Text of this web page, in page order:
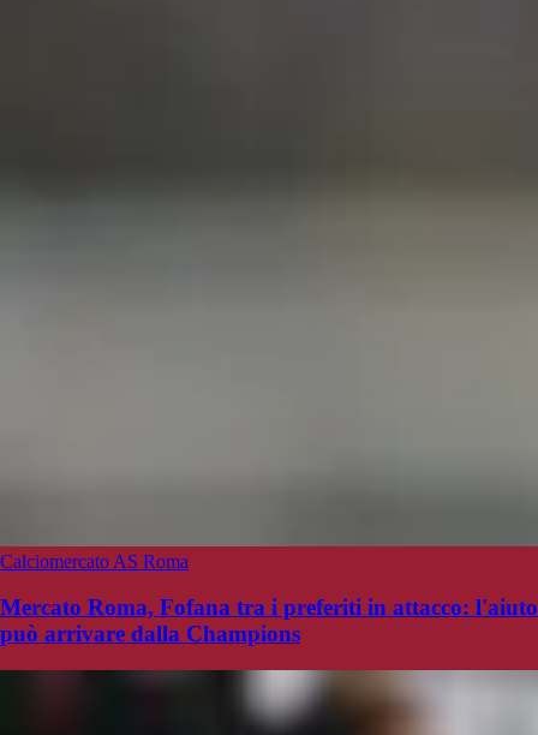
Calciomercato AS Roma
Mercato Roma, Fofana tra i preferiti in attacco: l'aiuto
può arrivare dalla Champions